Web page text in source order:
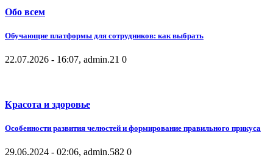
Обо всем
Обучающие платформы для сотрудников: как выбрать
22.07.2026 - 16:07, admin.21 0
Красота и здоровье
Особенности развития челюстей и формирование правильного прикуса
29.06.2024 - 02:06, admin.582 0